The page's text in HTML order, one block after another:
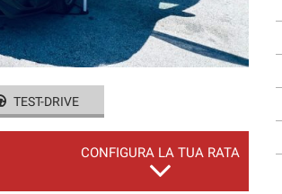
TEST-DRIVE
CONFIGURA LA TUA RATA